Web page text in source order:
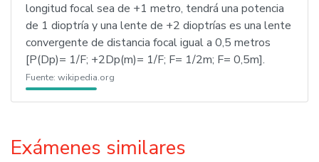
longitud focal sea de +1 metro, tendrá una potencia
de 1 dioptría y una lente de +2 dioptrías es una lente
convergente de distancia focal igual a 0,5 metros
[P(Dp)= 1/F; +2Dp(m)= 1/F; F= 1/2m; F= 0,5m].
Fuente: wikipedia.org
Exámenes similares